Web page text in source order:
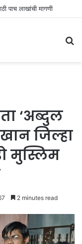
पाच लाखांची मागणी
‘अब्दुल
जिल्हा
मुस्लिम
2 minutes read